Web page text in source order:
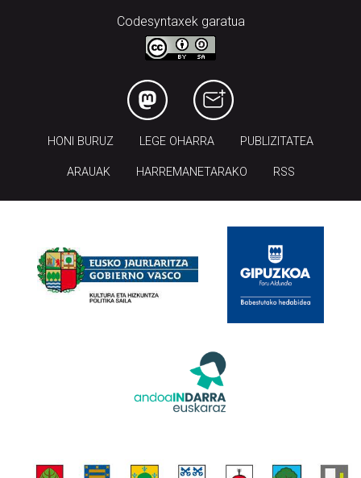
Codesyntaxek garatua
HONI BURUZ LEGE OHARRA PUBLIZITATEA
ARAUAK HARREMANETARAKO RSS